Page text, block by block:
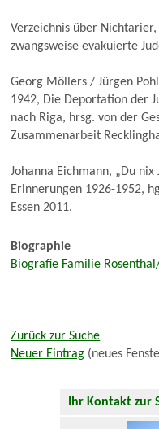
Verzeichnis über
zwangsweise evakuierte
Georg Möllers / Jürgen
1942, Die Deportation der
nach Riga, hrsg. von der
Zusammenarbeit
Johanna Eichmann, „Du
Erinnerungen 1926-1952,
Essen 2011.
Biographie
Biografie Familie
Zurück zur Suche
Neuer Eintrag (neues
Ihr Kontakt zur